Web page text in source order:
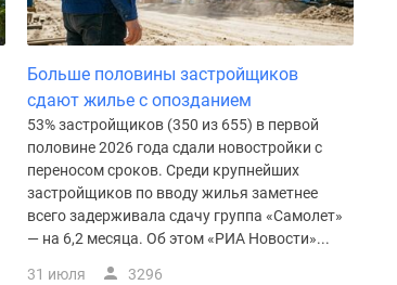
Больше половины застройщиков
сдают жилье с опозданием
53% застройщиков (350 из 655) в первой
половине 2026 года сдали новостройки с
переносом сроков. Среди крупнейших
застройщиков по вводу жилья заметнее
всего задерживала сдачу группа «Самолет»
— на 6,2 месяца. Об этом «РИА Новости»...
31 июля 3296